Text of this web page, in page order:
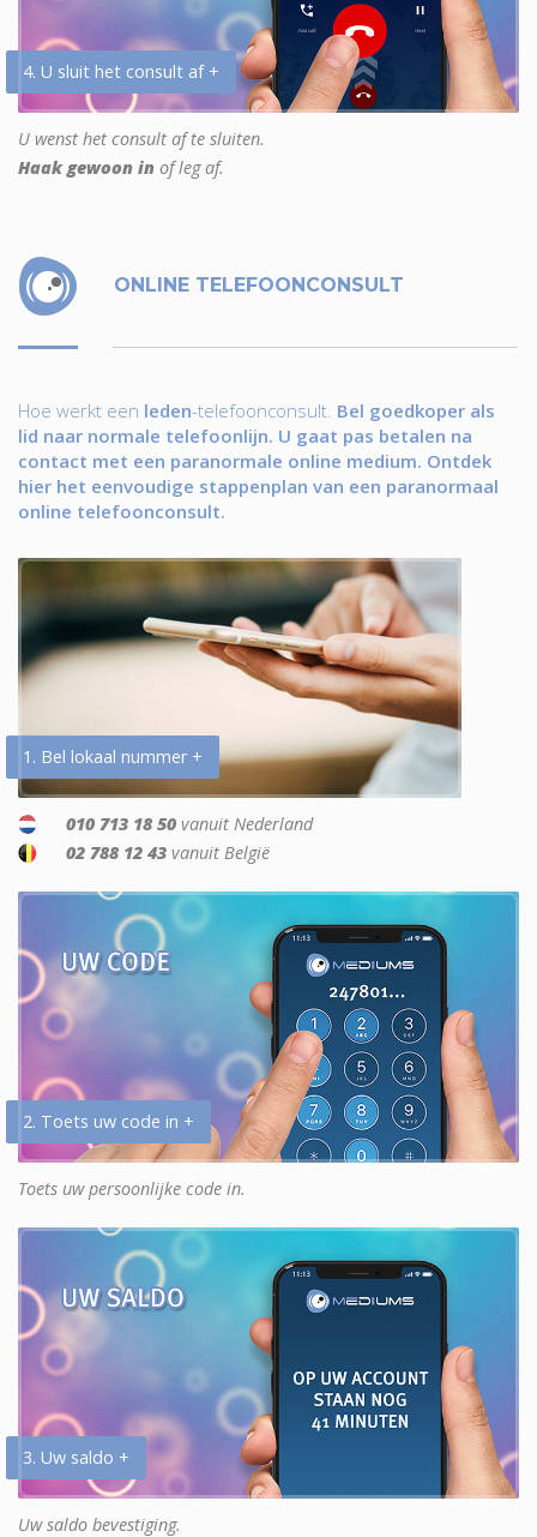
4. U sluit het consult af +
U wenst het consult af te sluiten.
Haak gewoon in of leg af.
ONLINE TELEFOONCONSULT
Hoe werkt een leden-telefoonconsult. Bel goedkoper als
lid naar normale telefoonlijn. U gaat pas betalen na
contact met een paranormale online medium. Ontdek
hier het eenvoudige stappenplan van een paranormaal
online telefoonconsult.
1. Bel lokaal nummer +
010 713 18 50 vanuit Nederland
02 788 12 43 vanuit België
2. Toets uw code in +
Toets uw persoonlijke code in.
3. Uw saldo +
Uw saldo bevestiging.